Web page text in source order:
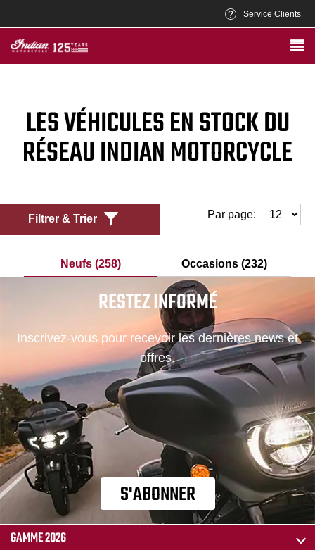
Service Clients
LES VÉHICULES EN STOCK DU
RÉSEAU INDIAN MOTORCYCLE
Filtrer & Trier Par page:
Neufs (258) Occasions (232)
RESTEZ INFORMÉ
Inscrivez-vous pour recevoir les dernières news et
offres.
S'ABONNER
GAMME 2026